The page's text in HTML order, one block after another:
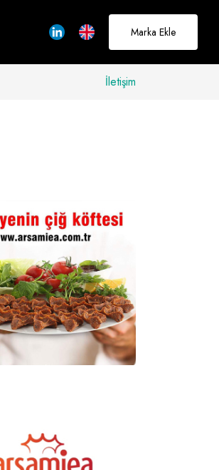
Marka Ekle
İletişim